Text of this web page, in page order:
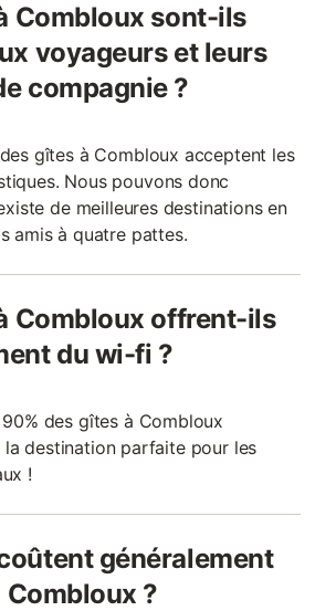
Combloux sont-ils
voyageurs et leurs
compagnie ?
gîtes à Combloux acceptent les
Nous pouvons donc
de meilleures destinations en
amis à quatre pattes.
Combloux offrent-ils
du wi-fi ?
des gîtes à Combloux
la destination parfaite pour les
!
généralement
Combloux ?